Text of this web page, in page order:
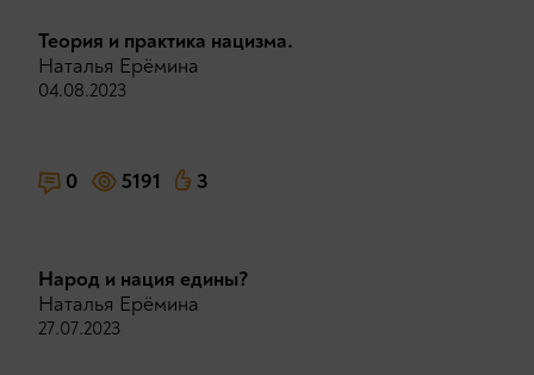
Теория и практика нацизма.
Наталья Ерёмина
04.08.2023
0 5191 3
Народ и нация едины?
Наталья Ерёмина
27.07.2023